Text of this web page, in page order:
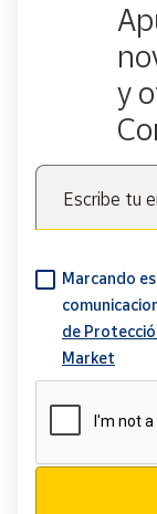
y
Escribe tu
Marcando
de
Market